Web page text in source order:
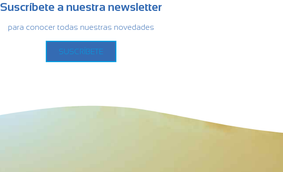
Suscríbete a nuestra newsletter
para conocer todas nuestras novedades
SUSCRÍBETE